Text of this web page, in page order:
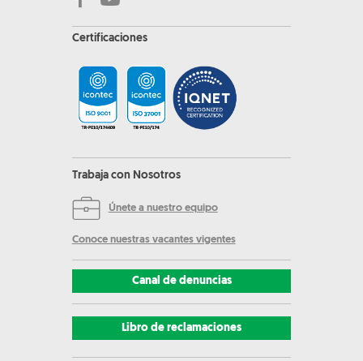
Certificaciones
Trabaja con Nosotros
Únete a nuestro equipo
Conoce nuestras vacantes vigentes
Canal de denuncias
Libro de reclamaciones